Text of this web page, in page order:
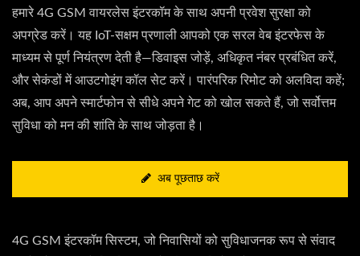
हमारे 4G GSM वायरलेस इंटरकॉम के साथ अपनी प्रवेश सुरक्षा को
अपग्रेड करें। यह IoT-सक्षम प्रणाली आपको एक सरल वेब इंटरफेस के
माध्यम से पूर्ण नियंत्रण देती है—डिवाइस जोड़ें, अधिकृत नंबर प्रबंधित करें,
और सेकंडों में आउटगोइंग कॉल सेट करें। पारंपरिक रिमोट को अलविदा कहें;
अब, आप अपने स्मार्टफोन से सीधे अपने गेट को खोल सकते हैं, जो सर्वोत्तम
सुविधा को मन की शांति के साथ जोड़ता है।
अब पूछताछ करें
4G GSM इंटरकॉम सिस्टम, जो निवासियों को सुविधाजनक रूप से संवाद